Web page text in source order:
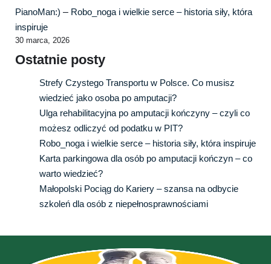
PianoMan:) – Robo_noga i wielkie serce – historia siły, która
inspiruje
30 marca, 2026
Ostatnie posty
Strefy Czystego Transportu w Polsce. Co musisz
wiedzieć jako osoba po amputacji?
Ulga rehabilitacyjna po amputacji kończyny – czyli co
możesz odliczyć od podatku w PIT?
Robo_noga i wielkie serce – historia siły, która inspiruje
Karta parkingowa dla osób po amputacji kończyn – co
warto wiedzieć?
Małopolski Pociąg do Kariery – szansa na odbycie
szkoleń dla osób z niepełnosprawnościami